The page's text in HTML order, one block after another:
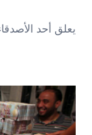
يعلق أحد